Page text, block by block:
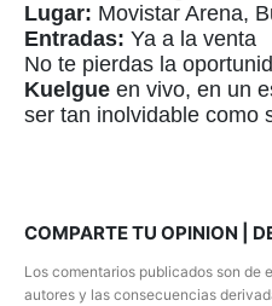
Lugar: Movistar Arena,
Entradas: Ya a la venta
No te pierdas la
Kuelgue en vivo, en un
ser tan inolvidable como
COMPARTE TU OPINION |
Los comentarios publicados son de
autores y las consecuencias